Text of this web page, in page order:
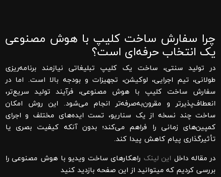
چرا سفارش ساخت کلیپ با هوش مصنوعی
یک انتخاب حرفه‌ای است؟
در تولید سنتی، ساخت یک کلیپ تبلیغاتی نیازمند برنامه‌ریزی
طولانی، تیم اجرایی، لوکیشن، تجهیزات و بودجه بالا است. اما در
سفارش ساخت کلیپ با هوش مصنوعی، فرآیند تولید سریع‌تر،
انعطاف‌پذیرتر و مقرون‌به‌صرفه‌تر انجام می‌شود. این روش امکان
ساخت چند نسخه از یک سناریو، تست ایده‌های مختلف و اجرای
کمپین‌های زمانی را فراهم می‌کند؛ بدون آنکه کیفیت بصری یا
تأثیرگذاری پیام کاهش پیدا کند.
در مقاله داخل این لینک راهکارهای ساخت ویدیو با هوش مصنوعی را
بررسی کردیم که میتوانید از این صفحه بازدید کنید